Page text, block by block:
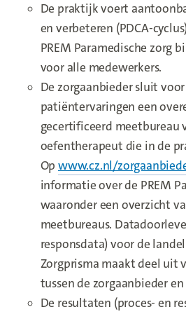
De praktijk voert
en verbeteren (PDCA-
PREM Paramedische zorg
voor alle medewerkers.
De zorgaanbieder sluit
patiëntervaringen een
gecertificeerd meetbureau
oefentherapeut die in de
Op www.cz.nl/
informatie over de PREM
waaronder een overzicht
meetbureaus.
responsdata) voor de
Zorgprisma maakt deel uit
tussen de zorgaanbieder
De resultaten (proces- en